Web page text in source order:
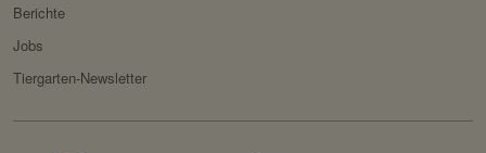
Berichte
Jobs
Tiergarten-Newsletter